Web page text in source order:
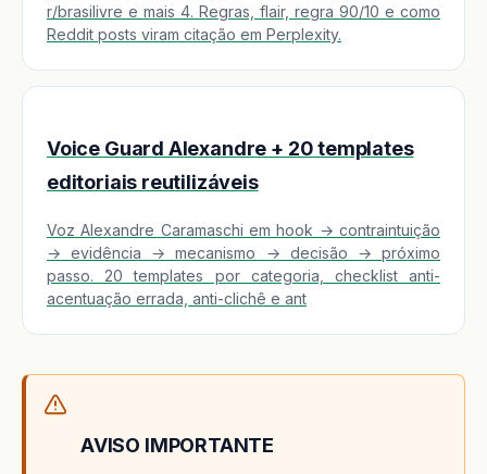
r/brasilivre e mais 4. Regras, flair, regra 90/10 e como
Reddit posts viram citação em Perplexity.
Voice Guard Alexandre + 20 templates
editoriais reutilizáveis
Voz Alexandre Caramaschi em hook → contraintuição
→ evidência → mecanismo → decisão → próximo
passo. 20 templates por categoria, checklist anti-
acentuação errada, anti-clichê e ant
AVISO IMPORTANTE